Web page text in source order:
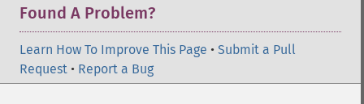
Found A Problem?
Learn How To Improve This Page • Submit a Pull
Request • Report a Bug